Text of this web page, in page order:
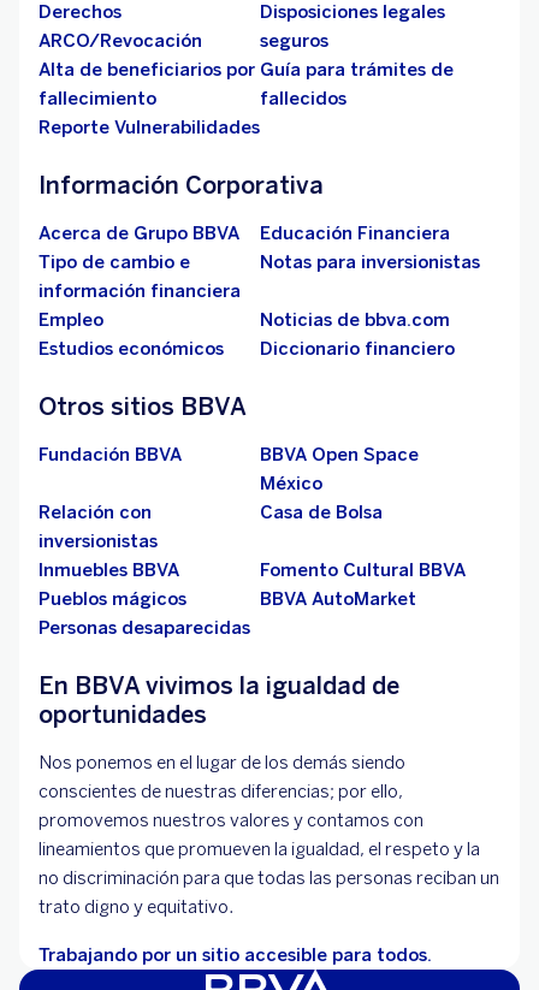
Derechos
ARCO/Revocación
Disposiciones legales
seguros
Alta de beneficiarios por
fallecimiento
Guía para trámites de
fallecidos
Reporte Vulnerabilidades
Información Corporativa
Acerca de Grupo BBVA
Educación Financiera
Tipo de cambio e
información financiera
Notas para inversionistas
Empleo
Noticias de bbva.com
Estudios económicos
Diccionario financiero
Otros sitios BBVA
Fundación BBVA
BBVA Open Space
México
Relación con
inversionistas
Casa de Bolsa
Inmuebles BBVA
Fomento Cultural BBVA
Pueblos mágicos
BBVA AutoMarket
Personas desaparecidas
En BBVA vivimos la igualdad de
oportunidades
Nos ponemos en el lugar de los demás siendo
conscientes de nuestras diferencias; por ello,
promovemos nuestros valores y contamos con
lineamientos que promueven la igualdad, el respeto y la
no discriminación para que todas las personas reciban un
trato digno y equitativo.
Trabajando por un sitio accesible para todos.